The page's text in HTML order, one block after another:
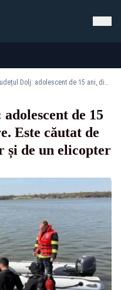
Alertă în județul Dolj: adolescent de 15 ani, dispărut în Dunăre. Este căutat de scafandri, polițiști, dar și de un elicopter SMURD
de 15
Este căutat de
și de un elicopter